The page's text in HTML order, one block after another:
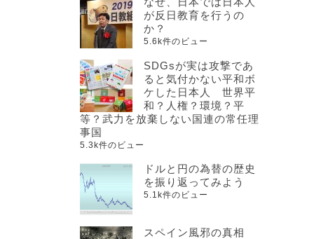
が反日教育を行うの
か？
5.6k件のビュー
SDGsが実は攻撃であ
ると気付かない平和ボ
ケした日本人 世界平
和？人権？環境？平
等？武力を放棄しない国連の常任理
事国
5.3k件のビュー
ドルと円の為替の歴史
を振り返ってみよう
5.1k件のビュー
スペイン風邪の真相